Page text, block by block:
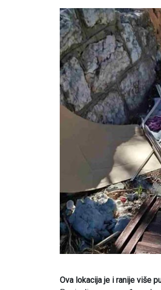
Ova lokacija je i ranije više